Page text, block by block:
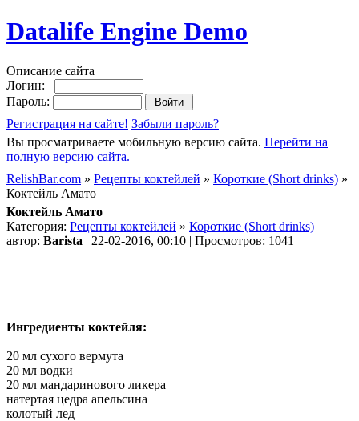
Datalife Engine Demo
Описание сайта
Логин:
Пароль:
Регистрация на сайте! Забыли пароль?
Вы просматриваете мобильную версию сайта. Перейти на
полную версию сайта.
RelishBar.com » Рецепты коктейлей » Короткие (Short drinks) »
Коктейль Амато
Коктейль Амато
Категория: Рецепты коктейлей » Короткие (Short drinks)
автор: Barista | 22-02-2016, 00:10 | Просмотров: 1041
Ингредиенты коктейля:
20 мл сухого вермута
20 мл водки
20 мл мандаринового ликера
натертая цедра апельсина
колотый лед